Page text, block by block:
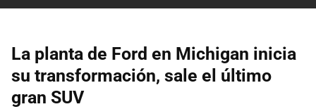
La planta de Ford en Michigan inicia
su transformación, sale el último
gran SUV